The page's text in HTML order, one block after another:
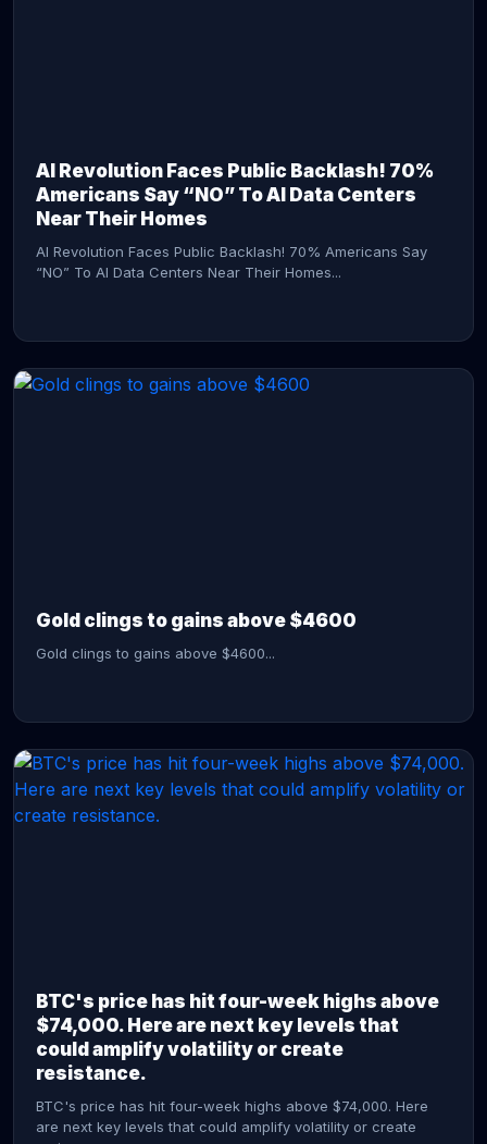
AI Revolution Faces Public Backlash! 70%
Americans Say “NO” To AI Data Centers
Near Their Homes
AI Revolution Faces Public Backlash! 70% Americans Say
“NO” To AI Data Centers Near Their Homes...
Gold clings to gains above $4600
Gold clings to gains above $4600...
BTC's price has hit four-week highs above
$74,000. Here are next key levels that
could amplify volatility or create
resistance.
BTC's price has hit four-week highs above $74,000. Here
are next key levels that could amplify volatility or create